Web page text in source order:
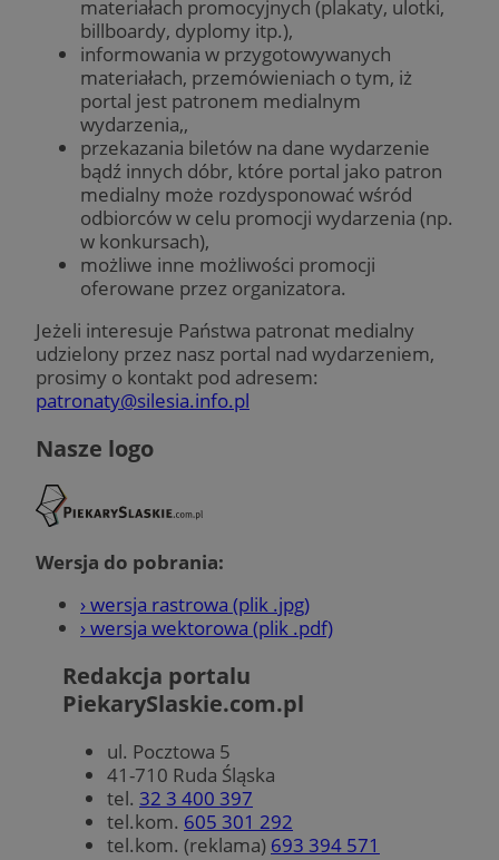
materiałach promocyjnych (plakaty, ulotki,
billboardy, dyplomy itp.),
informowania w przygotowywanych
materiałach, przemówieniach o tym, iż
portal jest patronem medialnym
wydarzenia,,
przekazania biletów na dane wydarzenie
bądź innych dóbr, które portal jako patron
medialny może rozdysponować wśród
odbiorców w celu promocji wydarzenia (np.
w konkursach),
możliwe inne możliwości promocji
oferowane przez organizatora.
Jeżeli interesuje Państwa patronat medialny
udzielony przez nasz portal nad wydarzeniem,
prosimy o kontakt pod adresem:
patronaty@silesia.info.pl
Nasze logo
Wersja do pobrania:
› wersja rastrowa (plik .jpg)
› wersja wektorowa (plik .pdf)
Redakcja portalu
PiekarySlaskie.com.pl
ul. Pocztowa 5
41-710 Ruda Śląska
tel. 32 3 400 397
tel.kom. 605 301 292
tel.kom. (reklama) 693 394 571